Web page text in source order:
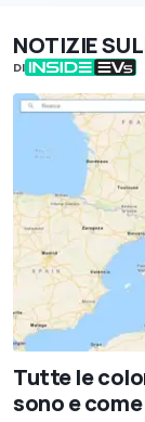
NOTIZIE
DI
Tutte le
sono e